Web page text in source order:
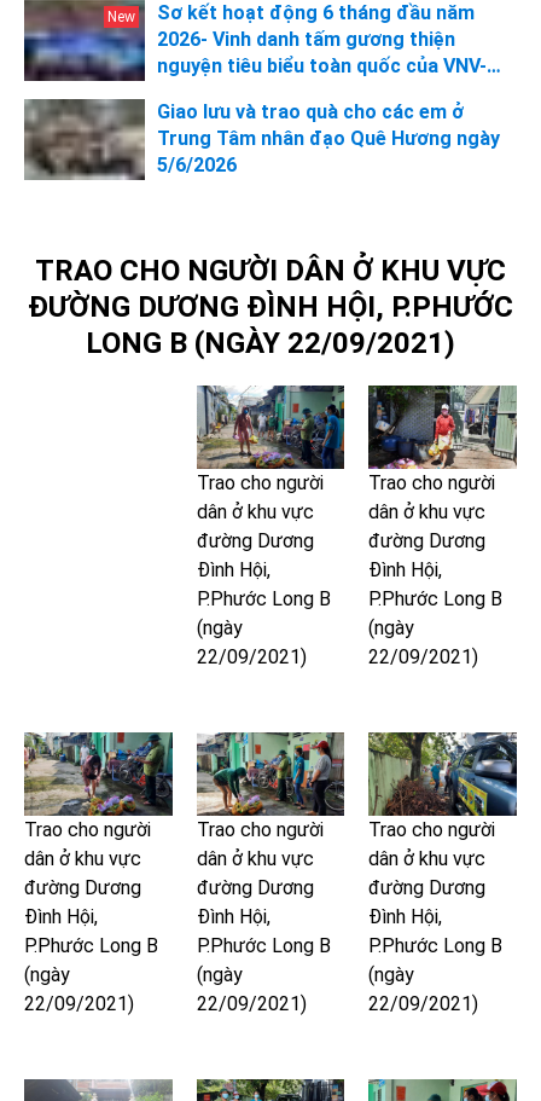
Sơ kết hoạt động 6 tháng đầu năm
2026- Vinh danh tấm gương thiện
nguyện tiêu biểu toàn quốc của VNV-
Giao lưu và trao quà cho các em ở
Trung Tâm nhân đạo Quê Hương ngày
5/6/2026
TRAO CHO NGƯỜI DÂN Ở KHU VỰC
ĐƯỜNG DƯƠNG ĐÌNH HỘI, P.PHƯỚC
LONG B (NGÀY 22/09/2021)
Trao cho người
dân ở khu vực
đường Dương
Đình Hội,
P.Phước Long B
(ngày
22/09/2021)
Trao cho người
dân ở khu vực
đường Dương
Đình Hội,
P.Phước Long B
(ngày
22/09/2021)
Trao cho người
dân ở khu vực
đường Dương
Đình Hội,
P.Phước Long B
(ngày
22/09/2021)
Trao cho người
dân ở khu vực
đường Dương
Đình Hội,
P.Phước Long B
(ngày
22/09/2021)
Trao cho người
dân ở khu vực
đường Dương
Đình Hội,
P.Phước Long B
(ngày
22/09/2021)